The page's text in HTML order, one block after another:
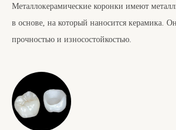
Металлокерамические коронки имеют
в основе, на который наносится керамика.
прочностью и износостойкостью.